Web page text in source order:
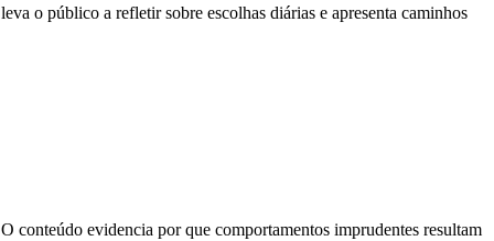
o público a refletir sobre escolhas diárias e apresenta caminhos
conteúdo evidencia por que comportamentos imprudentes resultam